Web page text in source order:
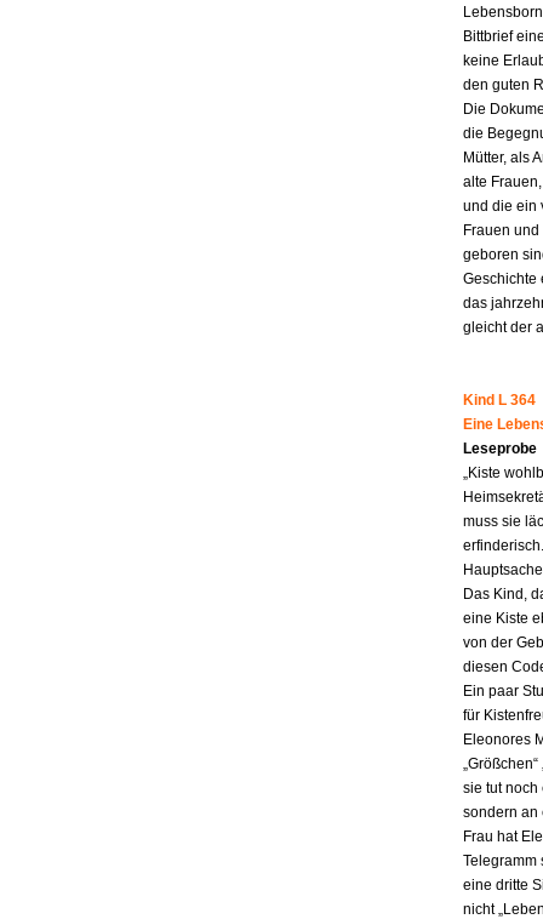
Bittbrief
keine
den guten
Die
die
Mütter, als
alte
und die ein
Frauen
geboren
Geschichte
das
gleicht der
Kind L 364
Eine
Leseprobe
„Kiste
muss sie
Das Kind,
eine Kiste
von der
diesen
Ein paar
für
Eleonores
sie tut noch
sondern an
Frau hat
Telegramm
eine dritte
nicht